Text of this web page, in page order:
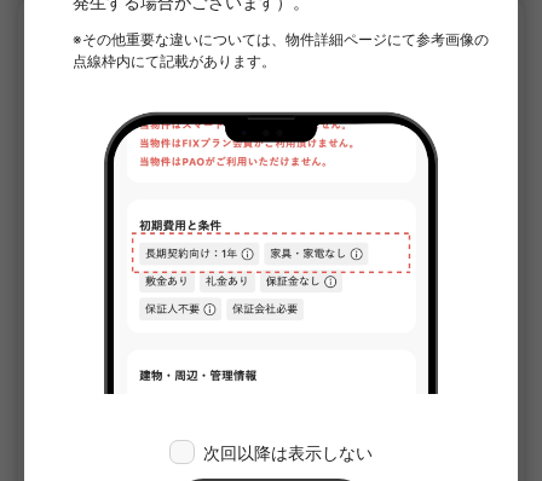
ジェノヴィア世田谷桜
¥156,000 - ¥157,000